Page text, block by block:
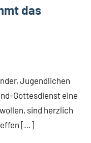
das
Jugendlichen
Gottesdienst eine
sind herzlich
[…]